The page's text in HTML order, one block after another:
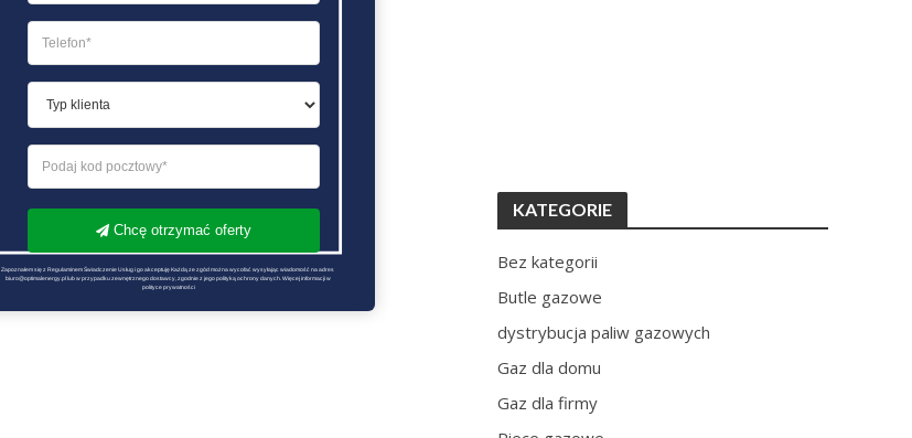
KATEGORIE
Bez kategorii
Butle gazowe
dystrybucja paliw gazowych
Gaz dla domu
Gaz dla firmy
Chcę otrzymać oferty
Zapoznałem się z Regulaminem Świadczenie Usług i go akceptuję Każdą ze zgód można wycofać wysyłając wiadomość na adres
biuro@optimalenergy.pl lub w przypadku zewnętrznego dostawcy, zgodnie z jego polityką ochrony danych. Więcej informacji w
polityce prywatności